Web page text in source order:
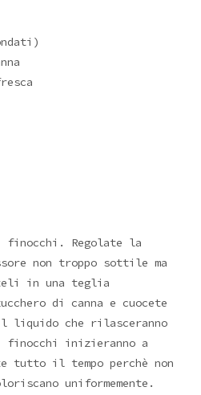
Regolate la
non troppo sottile ma
in una teglia
di canna e cuocete
liquido che rilasceranno
inizieranno a
tutto il tempo perchè non
uniformemente.